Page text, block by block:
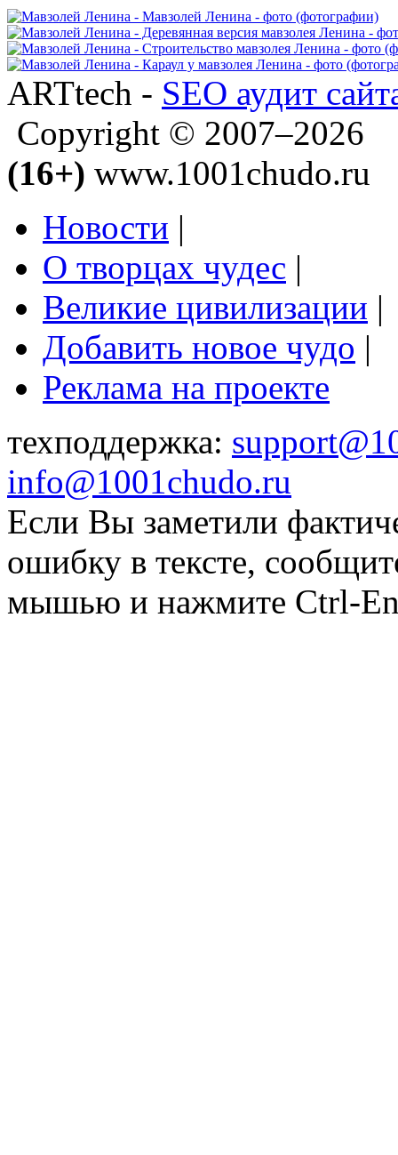
ARTtech - SEO аудит
Copyright © 2007–2026
(16+) www.1001chudo.ru
Новости |
О творцах чудес |
Великие цивилизации |
Добавить новое чудо |
Реклама на проекте
техподдержка:
info@1001chudo.ru
Если Вы заметили
ошибку в тексте,
мышью и нажмите Ctrl-